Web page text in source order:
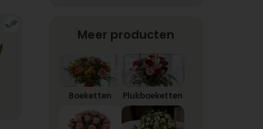
Meer producten
Boeketten Plukboeketten